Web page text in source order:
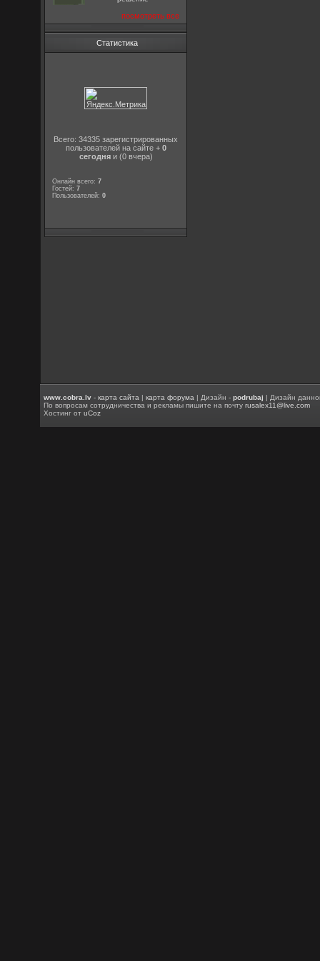
посмотреть все
Статистика
Всего: 34335 зарегистрированных
пользователей на сайте + 0
сегодняи (0 вчера)
Онлайн всего:7
Гостей:7
Пользователей:0
www.cobra.lv -карта сайта |карта форума | Дизайн -podrubaj | Дизайн
По вопросам сотрудничества и рекламы пишите на почтуrusalex11@live.com
Хостинг отuCoz